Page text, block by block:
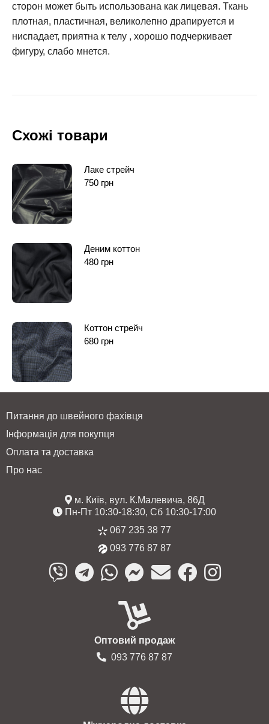
сторон может быть использована как лицевая. Ткань
плотная, пластичная, великолепно драпируется и
ниспадает, приятна к телу , хорошо подчеркивает
фигуру, слабо мнется.
Схожі товари
Лаке стрейч
750 грн
Деним коттон
480 грн
Коттон стрейч
680 грн
Питання до швейного фахівця
Інформація для покупця
Оплата та доставка
Про нас
м. Київ, вул. К.Малевича, 86Д
Пн-Пт 10:30-18:30, Сб 10:30-17:00
067 235 38 77
093 776 87 87
Оптовий продаж
093 776 87 87